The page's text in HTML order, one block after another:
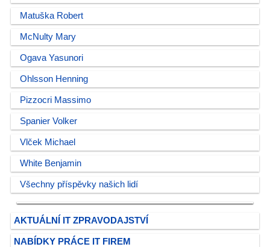
Matuška Robert
McNulty Mary
Ogava Yasunori
Ohlsson Henning
Pizzocri Massimo
Spanier Volker
Vlček Michael
White Benjamin
Všechny příspěvky našich lidí
AKTUÁLNÍ IT ZPRAVODAJSTVÍ
NABÍDKY PRÁCE IT FIREM